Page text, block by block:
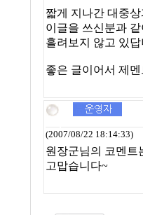
짧게 지나간 대중
이글을 쓰신분과
흘려보지 않고 있답
좋은 글이어서 제
(2007/08/22 18:14:33)
원장군님의 코멘트
고맙습니다~